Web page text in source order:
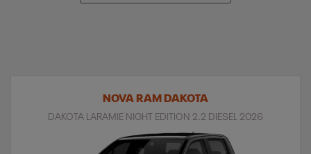
NOVA RAM DAKOTA
DAKOTA LARAMIE NIGHT EDITION 2.2 DIESEL 2026